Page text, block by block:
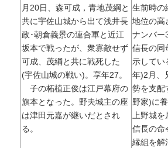
月20日、森可成，青地茂綱と
共に宇佐山城から出て浅井長
政･朝倉義景の連合軍と近江
坂本で戦ったが、衆寡敵せず
可成、茂綱と共に戦死した
(宇佐山城の戦い)。享年27。
子の柘植正俊は江戸幕府の
旗本となった。野夫城主の座
は津田元嘉が継いだとされ
る。
生前時の
地位の高
ナンバー
信長の同
示してい
年)2月、
勢を支配
野家)に
上野城を
信長の命
縁組を解